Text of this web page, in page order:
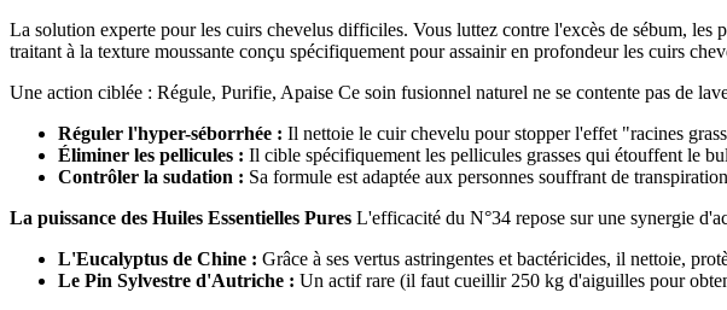
La solution experte pour les cuirs chevelus difficiles. Vous luttez contre l'excès de sébum,
traitant à la texture moussante conçu spécifiquement pour assainir en profondeur les cuirs
Une action ciblée : Régule, Purifie, Apaise Ce soin fusionnel naturel ne se contente pas de
Réguler l'hyper-séborrhée : Il nettoie le cuir chevelu pour stopper l'effet "racines
Éliminer les pellicules : Il cible spécifiquement les pellicules grasses qui étouffent le
Contrôler la sudation : Sa formule est adaptée aux personnes souffrant de
La puissance des Huiles Essentielles Pures L'efficacité du N°34 repose sur une synergie
L'Eucalyptus de Chine : Grâce à ses vertus astringentes et bactéricides, il nettoie,
Le Pin Sylvestre d'Autriche : Un actif rare (il faut cueillir 250 kg d'aiguilles pour